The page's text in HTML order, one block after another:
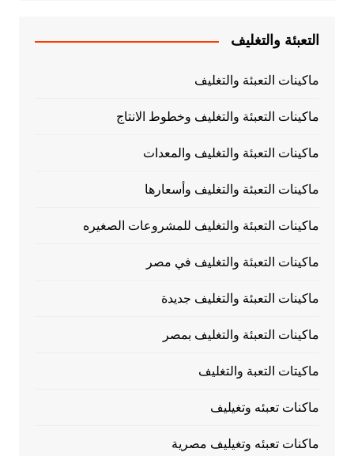
التعبئة والتغليف
ماكينات التعبئة والتغليف
ماكينات التعبئة والتغليف وخطوط الانتاج
ماكينات التعبئة والتغليف والمعدات
ماكينات التعبئة والتغليف وأسعارها
ماكينات التعبئة والتغليف للمشروعات الصغيره
ماكينات التعبئة والتغليف في مصر
ماكينات التعبئة والتغليف جديدة
ماكينات التعبئة والتغليف بمصر
ماكيتات التعبة والتغليف
ماكنات تعبئه وتغيليف
ماكنات تعبئه وتغيليف مصرية